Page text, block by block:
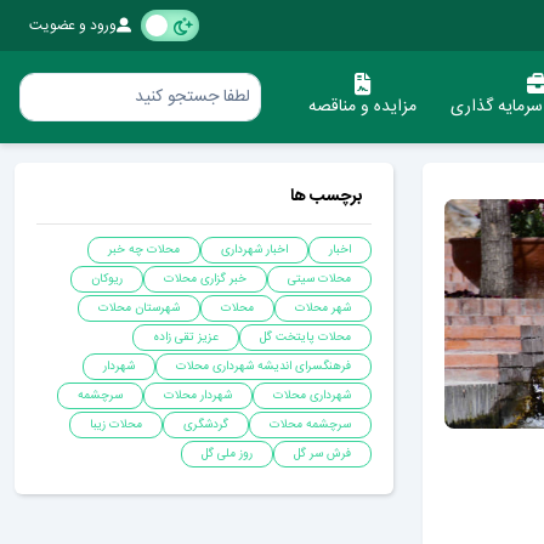
ورود و عضویت
گذاری مزایده و مناقصه
برچسب ها
اخبار اخبار شهرداری
محلات چه خبر
محلات سیتی
خبر گزاری محلات
ریوکان
شهر محلات
محلات
شهرستان محلات
محلات پایتخت گل
عزیز تقی زاده
فرهنگسرای اندیشه شهرداری محلات
شهردار
شهرداری محلات
شهردار محلات
سرچشمه
سرچشمه محلات
گردشگری
محلات زیبا
فرش سر گل
روز ملی گل